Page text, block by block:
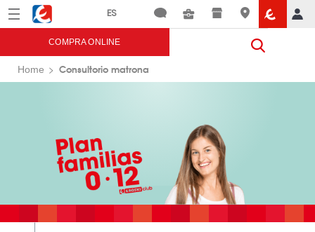
Menú Eroski
COMPRA ONLINE
Home Consultorio matrona